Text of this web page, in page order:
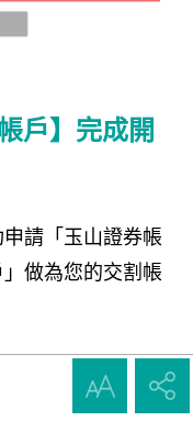
戶】完成開
請「玉山證券帳
做為您的交割帳